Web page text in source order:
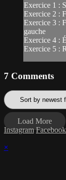
Exercice 1 :
Exercice 2 :
Exercice 3 :
gauche
Exercice 4 :
Exercice 5 :
7 Comments
Load More
Instagram Facebook
×